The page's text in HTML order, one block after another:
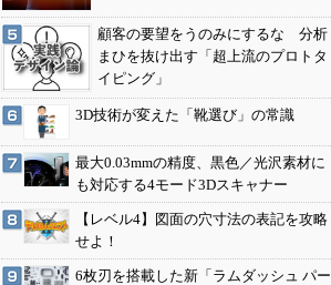
顧客の要望をうのみにするな 分析
まひを抜け出す「超上流のプロトタ
イピング」
3D技術が変えた「靴選び」の常識
最大0.03mmの精度、黒色／光沢素材に
も対応する4モード3Dスキャナー
【レベル4】図面の穴寸法の表記を攻略
せよ！
6枚刃を搭載した新「ラムダッシュ パー